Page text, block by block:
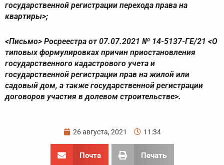
государственной регистрации перехода права на
квартиры>;
<Письмо> Росреестра от 07.07.2021 № 14-5137-ГЕ/21 <О
типовых формулировках причин приостановления
государственного кадастрового учета и
государственной регистрации прав на жилой или
садовый дом, а также государственной регистрации
договоров участия в долевом строительстве>.
26 августа, 2021 11:34
Почта Печать